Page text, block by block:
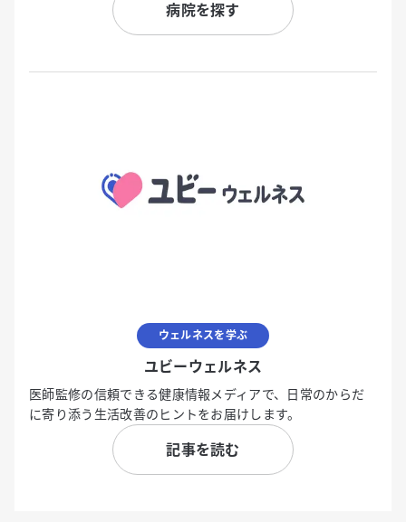
病院を探す
ウェルネスを学ぶ
ユビーウェルネス
医師監修の信頼できる健康情報メディアで、日常のからだ
に寄り添う生活改善のヒントをお届けします。
記事を読む